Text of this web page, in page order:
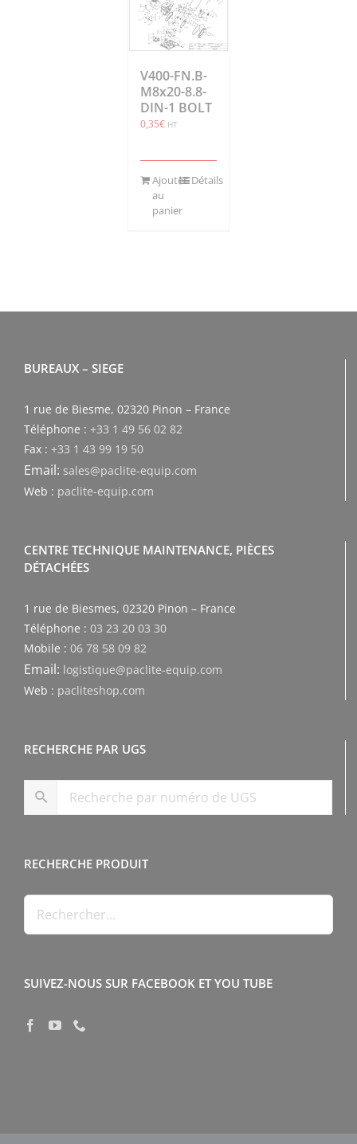
V400-FN.B-
M8x20-8.8-
DIN-1 BOLT
0,35€ HT
Ajouter
au
panier
Détails
BUREAUX – SIEGE
1 rue de Biesme, 02320 Pinon – France
Téléphone : +33 1 49 56 02 82
Fax : +33 1 43 99 19 50
Email: sales@paclite-equip.com
Web : paclite-equip.com
CENTRE TECHNIQUE MAINTENANCE, PIÈCES
DÉTACHÉES
1 rue de Biesmes, 02320 Pinon – France
Téléphone : 03 23 20 03 30
Mobile : 06 78 58 09 82
Email: logistique@paclite-equip.com
Web : pacliteshop.com
RECHERCHE PAR UGS
RECHERCHE PRODUIT
SUIVEZ-NOUS SUR FACEBOOK ET YOU TUBE